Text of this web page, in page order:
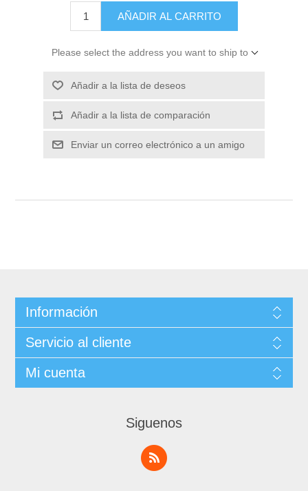
Please select the address you want to ship to
Información
Servicio al cliente
Mi cuenta
Siguenos